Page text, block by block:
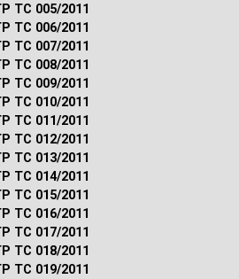
ТС 005/2011
ТС 006/2011
ТС 007/2011
ТС 008/2011
ТС 009/2011
ТС 010/2011
ТС 011/2011
ТС 012/2011
ТС 013/2011
ТС 014/2011
ТС 015/2011
ТС 016/2011
ТС 017/2011
ТС 018/2011
ТС 019/2011